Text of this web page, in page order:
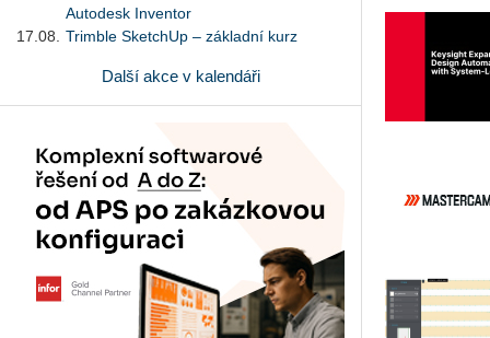
Autodesk Inventor
17.08.
Trimble SketchUp – základní kurz
Další akce v kalendáři